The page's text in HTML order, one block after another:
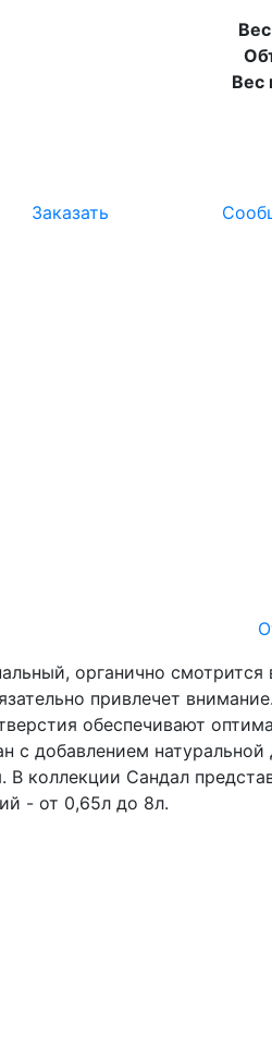
Вес
Заказать
органично смотрится
привлечет
обеспечивают
добавлением натуральной
В коллекции Сандал
- от 0,65л до 8л.